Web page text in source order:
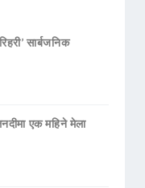
सार्बजनिक
एक महिने मेला